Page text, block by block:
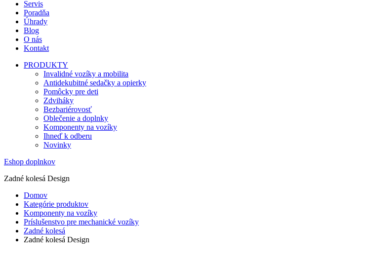
Servis
Poradňa
Úhrady
Blog
O nás
Kontakt
PRODUKTY
Invalidné vozíky a mobilita
Antidekubitné sedačky a opierky
Pomôcky pre deti
Zdviháky
Bezbariérovosť
Oblečenie a doplnky
Komponenty na vozíky
Ihneď k odberu
Novinky
Eshop doplnkov
Zadné kolesá Design
Domov
Kategórie produktov
Komponenty na vozíky
Príslušenstvo pre mechanické vozíky
Zadné kolesá
Zadné kolesá Design